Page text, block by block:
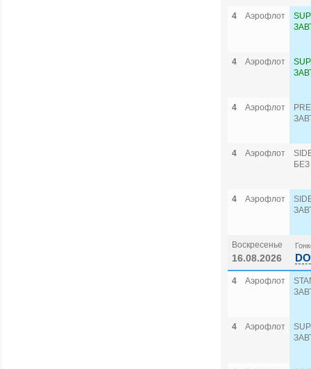
4 Аэрофлот
4 Аэрофлот
4 Аэрофлот
4 Аэрофлот
4 Аэрофлот
Воскресенье
16.08.2026
4 Аэрофлот
4 Аэрофлот